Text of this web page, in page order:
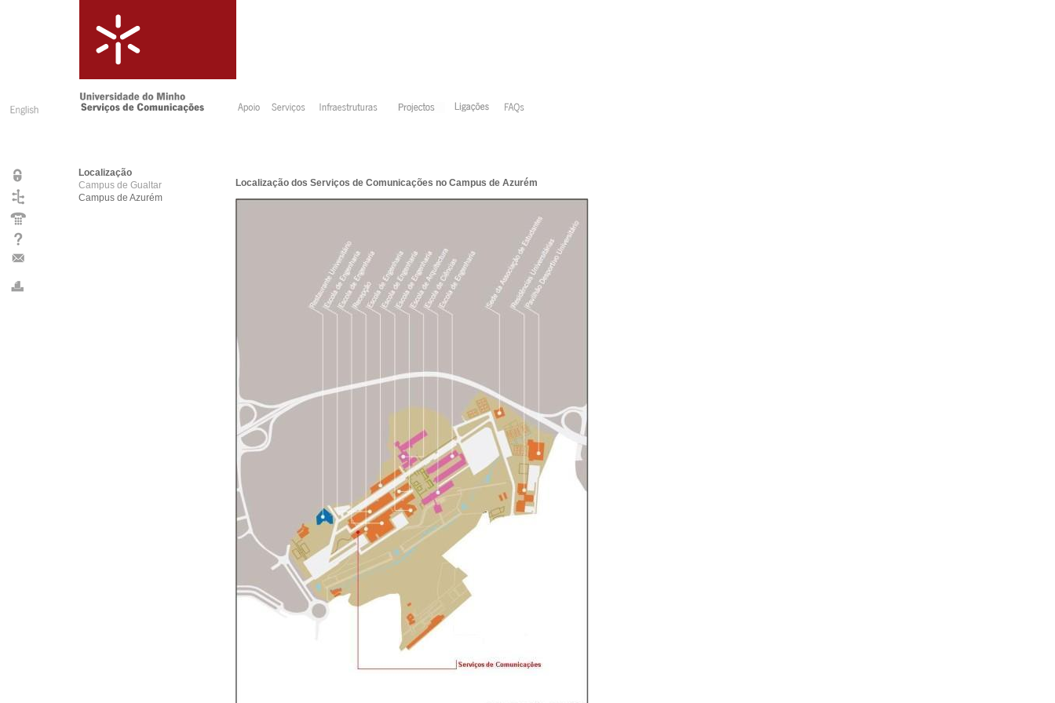
Localização
Campus de Gualtar
Campus de Azurém
Localização dos Serviços de Comunicações no Campus de Azurém